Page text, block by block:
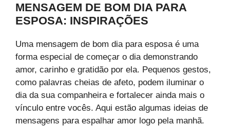
MENSAGEM DE BOM DIA PARA
ESPOSA: INSPIRAÇÕES
Uma mensagem de bom dia para esposa é uma
forma especial de começar o dia demonstrando
amor, carinho e gratidão por ela. Pequenos gestos,
como palavras cheias de afeto, podem iluminar o
dia da sua companheira e fortalecer ainda mais o
vínculo entre vocês. Aqui estão algumas ideias de
mensagens para espalhar amor logo pela manhã.